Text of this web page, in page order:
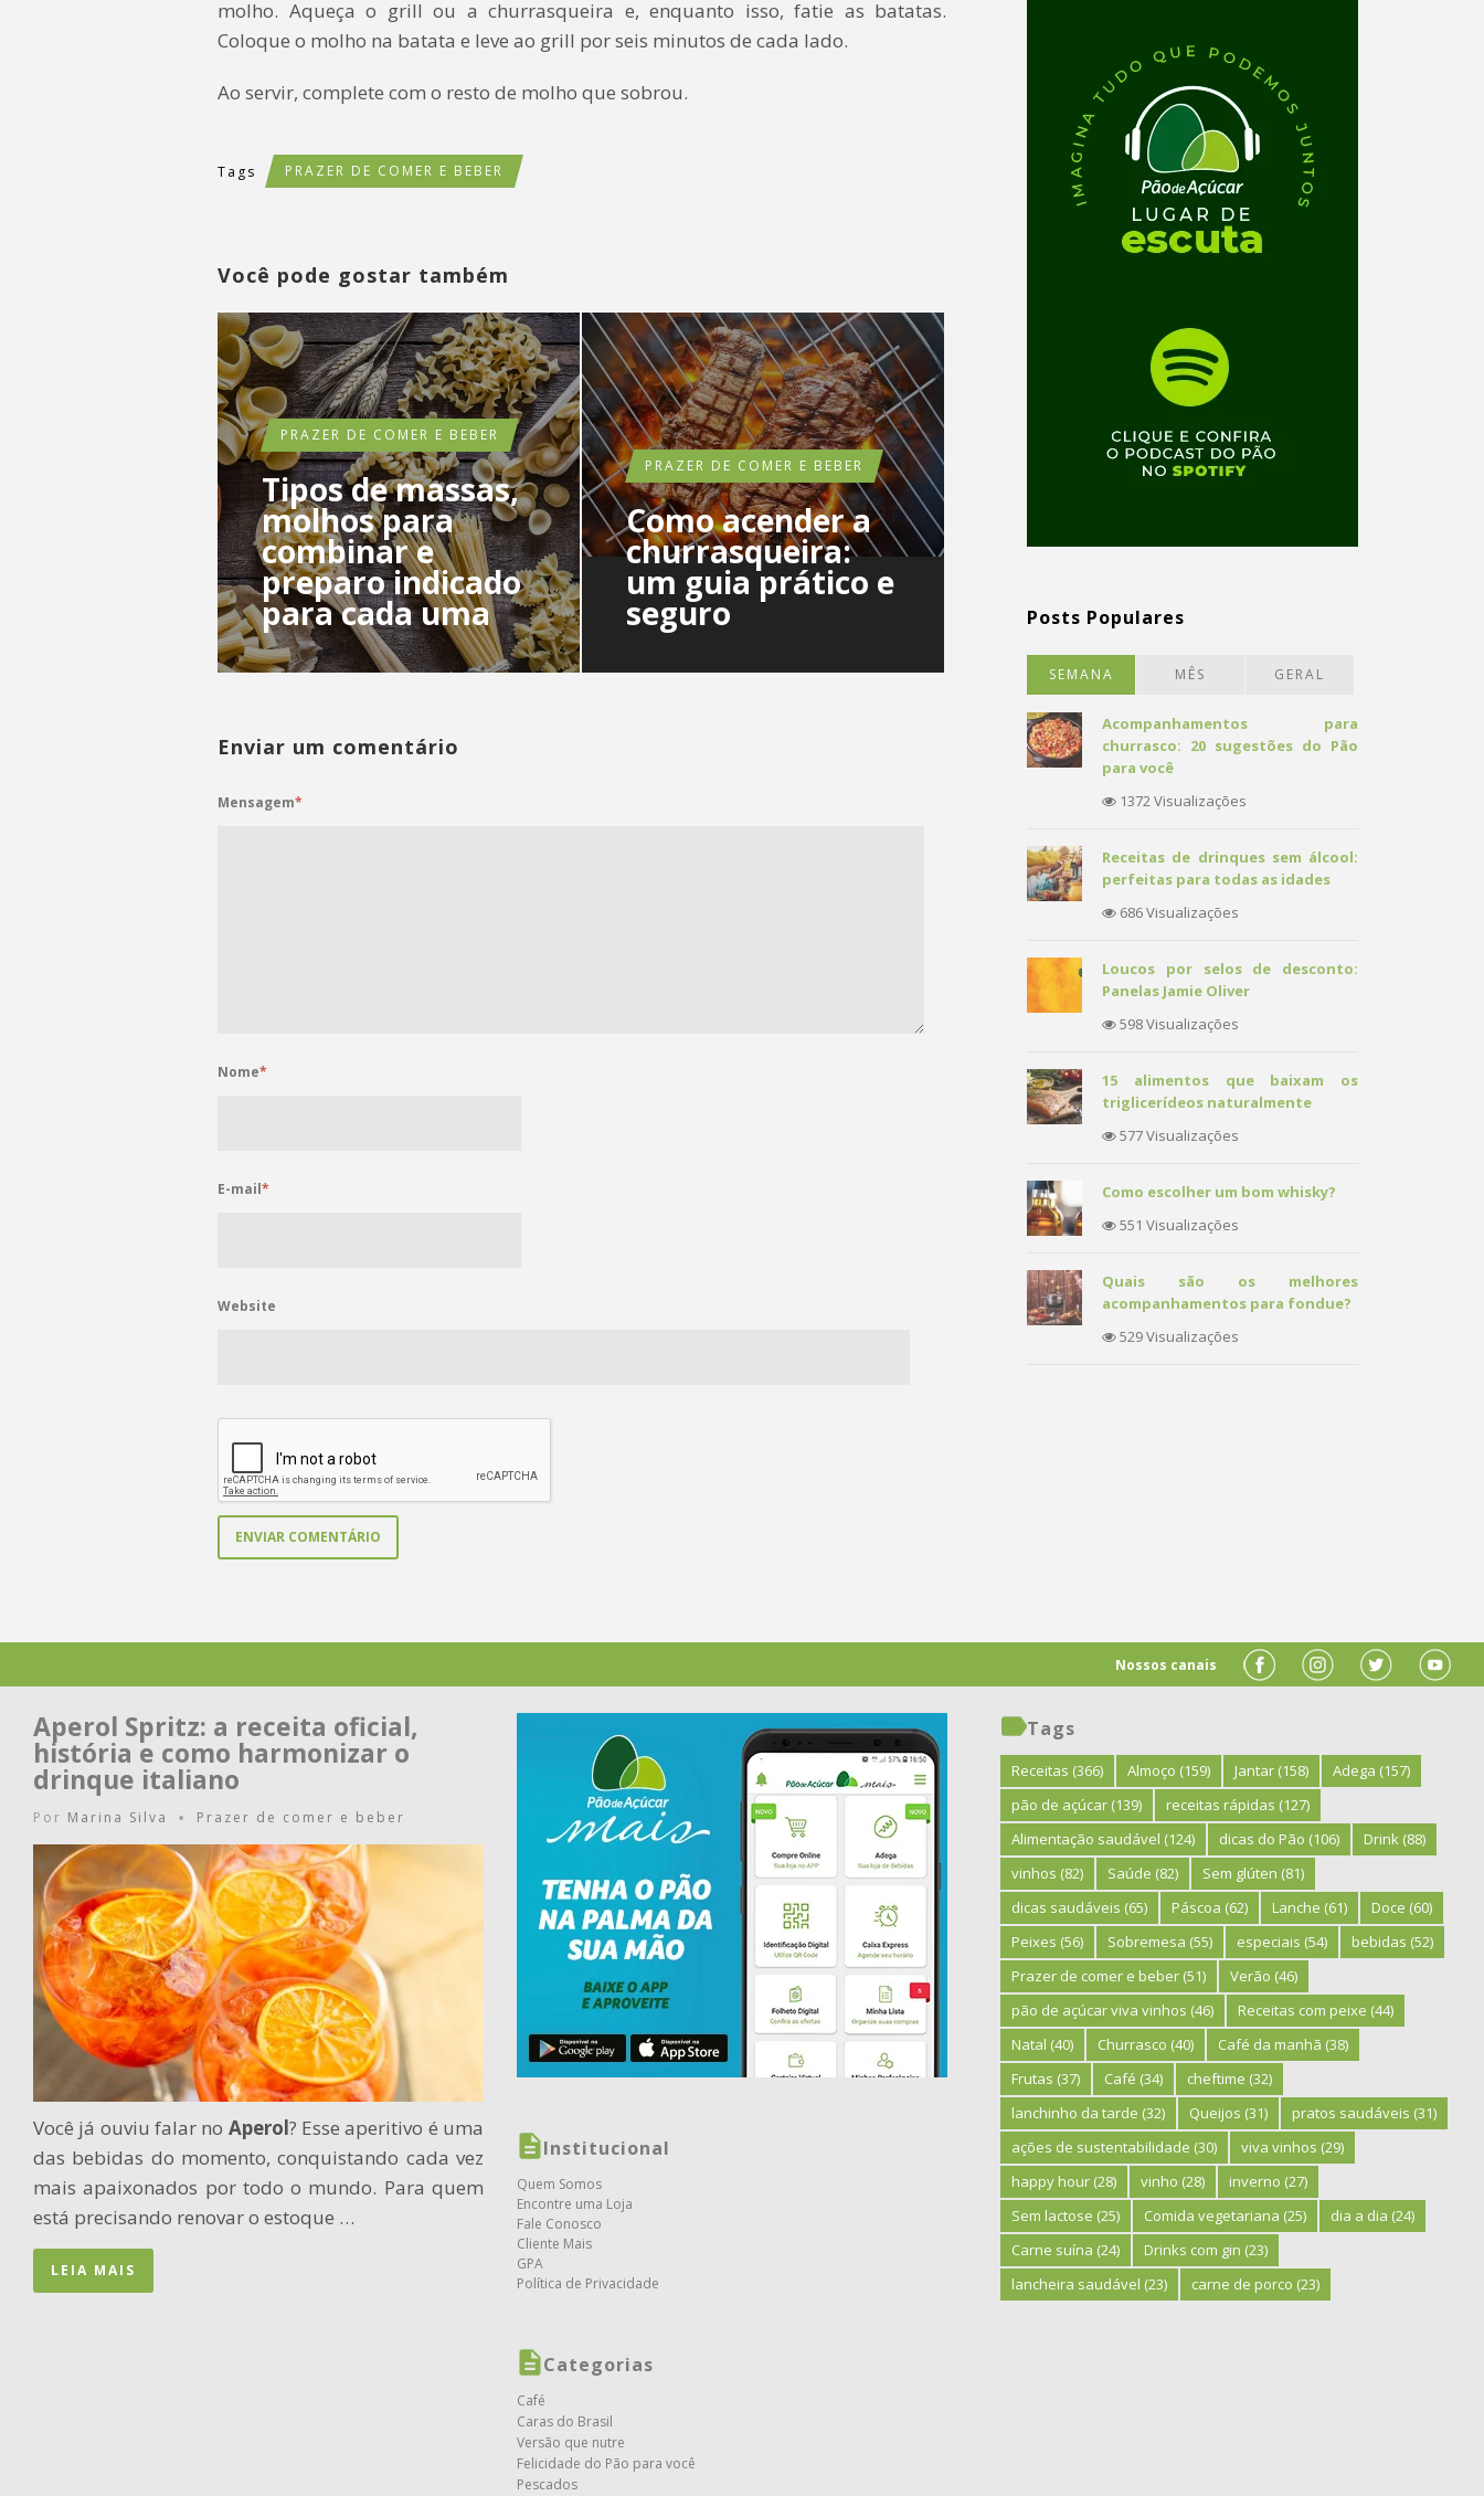
molho. Aqueça o grill ou a churrasqueira e, enquanto isso, fatie as batatas.
Coloque o molho na batata e leve ao grill por seis minutos de cada lado.
Ao servir, complete com o resto de molho que sobrou.
Tags PRAZER DE COMER E BEBER
Você pode gostar também
PRAZER DE COMER E BEBER
Tipos de massas,
molhos para
combinar e
preparo indicado
para cada uma
PRAZER DE COMER E BEBER
Como acender a
churrasqueira:
um guia prático e
seguro
Enviar um comentário
Mensagem*
Nome*
E-mail*
Website
Posts Populares
SEMANA MÊS GERAL
Acompanhamentos para
churrasco: 20 sugestões do Pão
para você
1372 Visualizações
Receitas de drinques sem álcool:
perfeitas para todas as idades
686 Visualizações
Loucos por selos de desconto:
Panelas Jamie Oliver
598 Visualizações
15 alimentos que baixam os
triglicerídeos naturalmente
577 Visualizações
Como escolher um bom whisky?
551 Visualizações
Quais são os melhores
acompanhamentos para fondue?
529 Visualizações
Nossos canais
Aperol Spritz: a receita oficial,
história e como harmonizar o
drinque italiano
Por Marina Silva • Prazer de comer e beber
Você já ouviu falar no Aperol? Esse aperitivo é uma
das bebidas do momento, conquistando cada vez
mais apaixonados por todo o mundo. Para quem
está precisando renovar o estoque …
LEIA MAIS
Institucional
Quem Somos
Encontre uma Loja
Fale Conosco
Cliente Mais
GPA
Política de Privacidade
Categorias
Café
Caras do Brasil
Versão que nutre
Felicidade do Pão para você
Pescados
Tags
Receitas (366) Almoço (159) Jantar (158) Adega (157)
pão de açúcar (139) receitas rápidas (127)
Alimentação saudável (124) dicas do Pão (106) Drink (88)
vinhos (82) Saúde (82) Sem glúten (81)
dicas saudáveis (65) Páscoa (62) Lanche (61) Doce (60)
Peixes (56) Sobremesa (55) especiais (54) bebidas (52)
Prazer de comer e beber (51) Verão (46)
pão de açúcar viva vinhos (46) Receitas com peixe (44)
Natal (40) Churrasco (40) Café da manhã (38)
Frutas (37) Café (34) cheftime (32)
lanchinho da tarde (32) Queijos (31) pratos saudáveis (31)
ações de sustentabilidade (30) viva vinhos (29)
happy hour (28) vinho (28) inverno (27)
Sem lactose (25) Comida vegetariana (25) dia a dia (24)
Carne suína (24) Drinks com gin (23)
lancheira saudável (23) carne de porco (23)